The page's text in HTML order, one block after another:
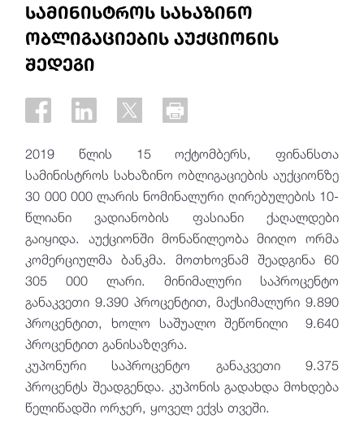
სამინისტროს სახაზინო
ობლიგაციების აუქციონის
შედეგი
2019 წლის 15 ოქტომბერს, ფინანსთა
სამინისტროს სახაზინო ობლიგაციების აუქციონზე
30 000 000 ლარის ნომინალური ღირებულების 10-
წლიანი ვადიანობის ფასიანი ქაღალდები
გაიყიდა. აუქციონში მონაწილეობა მიიღო ორმა
კომერციულმა ბანკმა. მოთხოვნამ შეადგინა 60
305 000 ლარი. მინიმალური საპროცენტო
განაკვეთი 9.390 პროცენტით, მაქსიმალური 9.890
პროცენტით, ხოლო საშუალო შეწონილი 9.640
პროცენტით განისაზღვრა.
კუპონური საპროცენტო განაკვეთი 9.375
პროცენტს შეადგენდა. კუპონის გადახდა მოხდება
წელიწადში ორჯერ, ყოველ ექვს თვეში.